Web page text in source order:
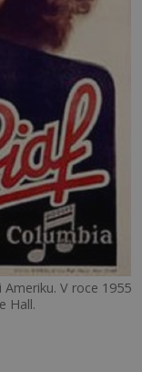
V roce 1955
Hall.